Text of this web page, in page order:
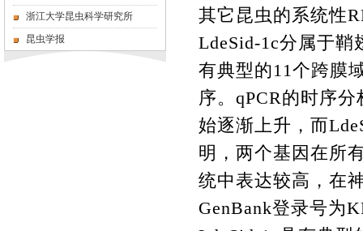
浙江大学昆虫科学研究所
昆虫学报
其它昆虫的系统性
LdeSid-1c分属于鞘
有典型的11个跨膜
序。 qPCR的时序分
始逐渐上升，而
明，两个基因在所
统中表达较高，在
GenBank登录号为